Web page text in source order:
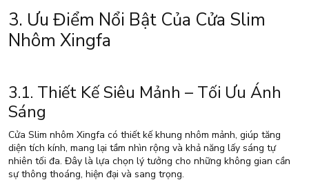
3. Ưu Điểm Nổi Bật Của Cửa Slim
Nhôm Xingfa
3.1. Thiết Kế Siêu Mảnh – Tối Ưu Ánh
Sáng
Cửa Slim nhôm Xingfa có thiết kế khung nhôm mảnh, giúp tăng
diện tích kính, mang lại tầm nhìn rộng và khả năng lấy sáng tự
nhiên tối đa. Đây là lựa chọn lý tưởng cho những không gian cần
sự thông thoáng, hiện đại và sang trọng.